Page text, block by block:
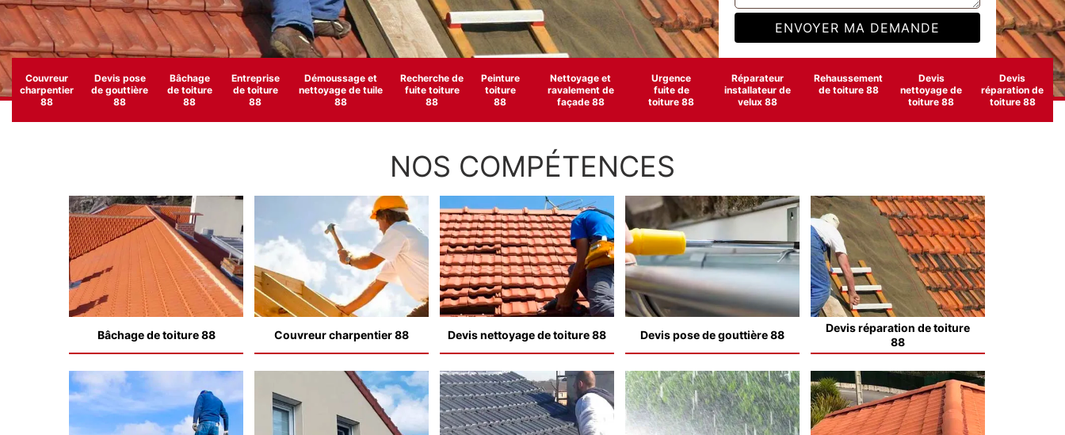
Couvreur
charpentier
88
Devis pose
de gouttière
88
Bâchage
de toiture
88
Entreprise
de toiture
88
Démoussage et
nettoyage de tuile
88
Recherche de
fuite toiture
88
Peinture
toiture
88
Nettoyage et
ravalement de
façade 88
Urgence
fuite de
toiture 88
Réparateur
installateur de
velux 88
Rehaussement
de toiture 88
Devis
nettoyage de
toiture 88
Devis
réparation de
toiture 88
NOS COMPÉTENCES
Bâchage de toiture 88 Couvreur charpentier 88 Devis nettoyage de toiture 88 Devis pose de gouttière 88
Devis réparation de toiture
88